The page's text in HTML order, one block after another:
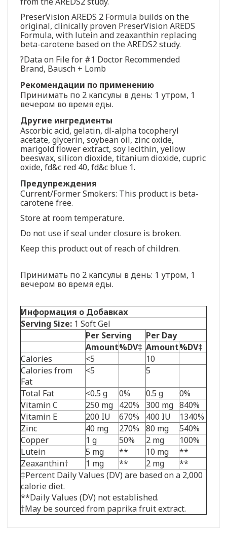
PreserVision AREDS 2 Formula builds on the
original, clinically proven PreserVision AREDS
Formula, with lutein and zeaxanthin replacing
beta-carotene based on the AREDS2 study.
?Data on File for #1 Doctor Recommended
Brand, Bausch + Lomb
Рекомендации по применению
Принимать по 2 капсулы в день: 1 утром, 1
вечером во время еды.
Другие ингредиенты
Ascorbic acid, gelatin, dl-alpha tocopheryl
acetate, glycerin, soybean oil, zinc oxide,
marigold flower extract, soy lecithin, yellow
beeswax, silicon dioxide, titanium dioxide, cupric
oxide, fd&c red 40, fd&c blue 1.
Предупреждения
Current/Former Smokers: This product is beta-
carotene free.
Store at room temperature.
Do not use if seal under closure is broken.
Keep this product out of reach of children.
Принимать по 2 капсулы в день: 1 утром, 1
вечером во время еды.
Информация о Добавках
Serving Size: 1 Soft Gel
Per Serving
Per Day
Amount%DV‡ Amount%DV‡
Calories
<5
10
Calories from
Fat
<5 5
Total Fat <0.5 g 0% 0.5 g
0%
Vitamin C
250 mg 420% 300 mg 840%
Vitamin E
200 IU 670% 400 IU
1340%
Zinc
40 mg 270% 80 mg
540%
Copper
1 g 50% 2 mg
100%
Lutein
5 mg ** 10 mg
**
Zeaxanthin†
1 mg ** 2 mg
**
‡Percent Daily Values (DV) are based on a 2,000
calorie diet.
**Daily Values (DV) not established.
†May be sourced from paprika fruit extract.